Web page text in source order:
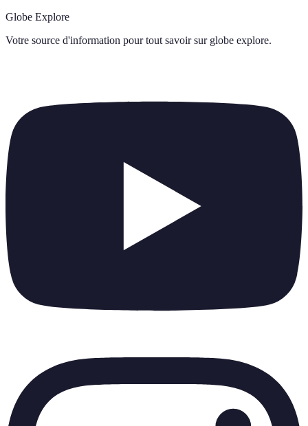
Globe Explore
Votre source d'information pour tout savoir sur globe explore.